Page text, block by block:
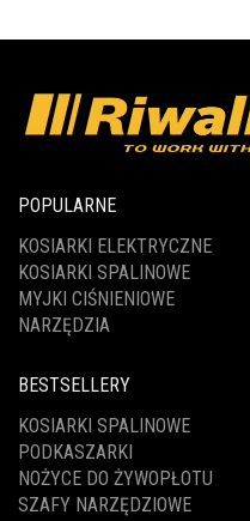
POPULARNE
KOSIARKI ELEKTRYCZNE
KOSIARKI SPALINOWE
MYJKI CIŚNIENIOWE
NARZĘDZIA
BESTSELLERY
KOSIARKI SPALINOWE
PODKASZARKI
NOŻYCE DO ŻYWOPŁOTU
SZAFY NARZĘDZIOWE